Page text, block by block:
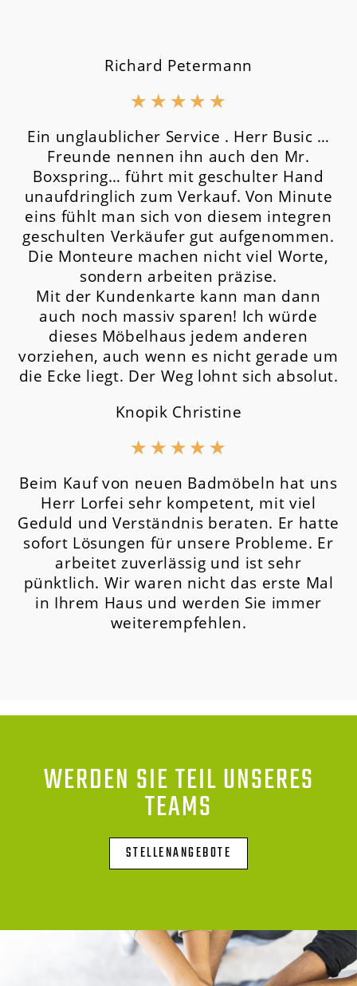
Richard Petermann
★ ★ ★ ★ ★
Ein unglaublicher Service . Herr Busic …
Freunde nennen ihn auch den Mr.
Boxspring… führt mit geschulter Hand
unaufdringlich zum Verkauf. Von Minute
eins fühlt man sich von diesem integren
geschulten Verkäufer gut aufgenommen.
Die Monteure machen nicht viel Worte,
sondern arbeiten präzise.
Mit der Kundenkarte kann man dann
auch noch massiv sparen! Ich würde
dieses Möbelhaus jedem anderen
vorziehen, auch wenn es nicht gerade um
die Ecke liegt. Der Weg lohnt sich absolut.
Knopik Christine
★ ★ ★ ★ ★
Beim Kauf von neuen Badmöbeln hat uns
Herr Lorfei sehr kompetent, mit viel
Geduld und Verständnis beraten. Er hatte
sofort Lösungen für unsere Probleme. Er
arbeitet zuverlässig und ist sehr
pünktlich. Wir waren nicht das erste Mal
in Ihrem Haus und werden Sie immer
weiterempfehlen.
WERDEN SIE TEIL UNSERES
TEAMS
STELLENANGEBOTE